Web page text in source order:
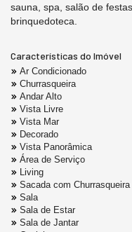
sauna, spa, salão de
brinquedoteca.
Características do Imóvel
Ar Condicionado
Churrasqueira
Andar Alto
Vista Livre
Vista Mar
Decorado
Vista Panorâmica
Área de Serviço
Living
Sacada com Churrasqueira
Sala
Sala de Estar
Sala de Jantar